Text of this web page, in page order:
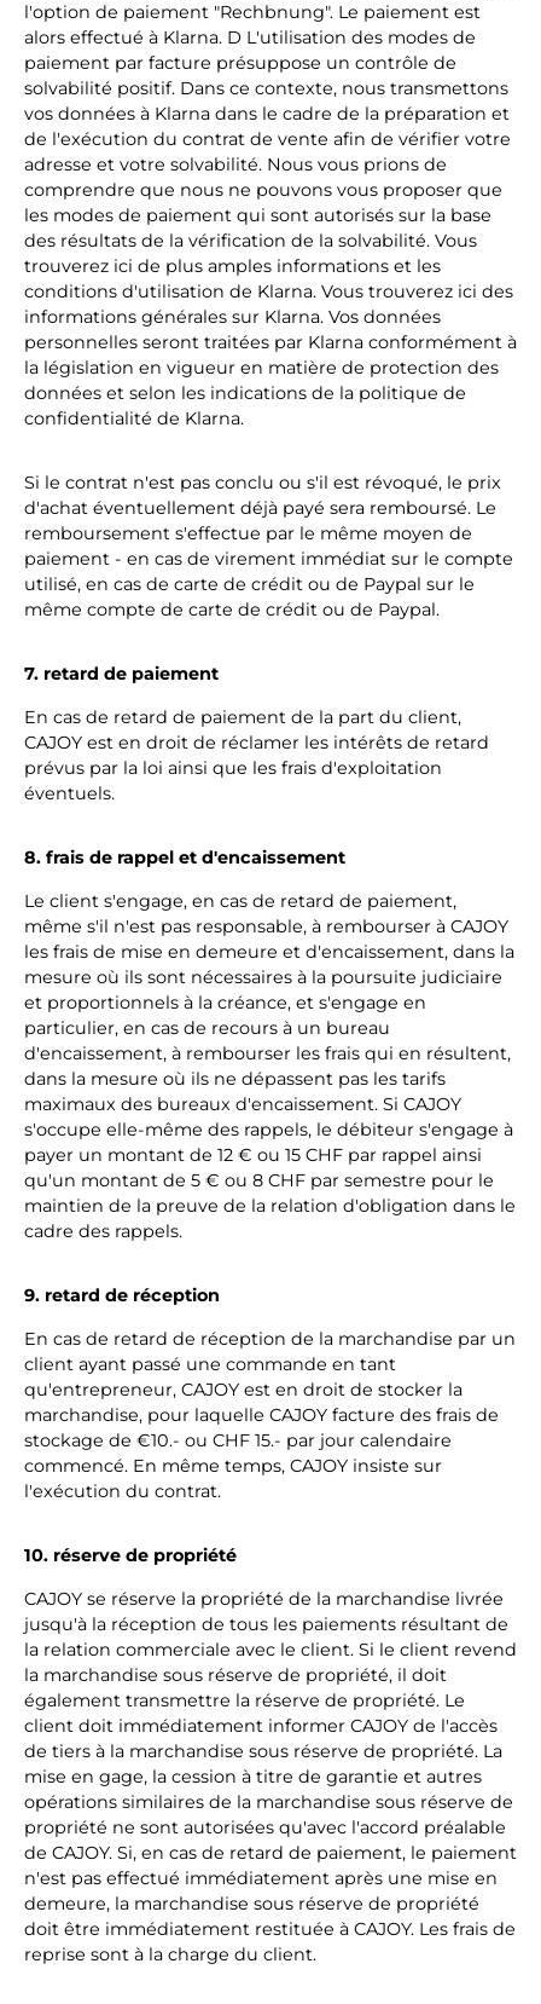
l'option de paiement "Rechbnung". Le paiement est
alors effectué à Klarna. D L'utilisation des modes de
paiement par facture présuppose un contrôle de
solvabilité positif. Dans ce contexte, nous transmettons
vos données à Klarna dans le cadre de la préparation et
de l'exécution du contrat de vente afin de vérifier votre
adresse et votre solvabilité. Nous vous prions de
comprendre que nous ne pouvons vous proposer que
les modes de paiement qui sont autorisés sur la base
des résultats de la vérification de la solvabilité. Vous
trouverez ici de plus amples informations et les
conditions d'utilisation de Klarna. Vous trouverez ici des
informations générales sur Klarna. Vos données
personnelles seront traitées par Klarna conformément à
la législation en vigueur en matière de protection des
données et selon les indications de la politique de
confidentialité de Klarna.
Si le contrat n'est pas conclu ou s'il est révoqué, le prix
d'achat éventuellement déjà payé sera remboursé. Le
remboursement s'effectue par le même moyen de
paiement - en cas de virement immédiat sur le compte
utilisé, en cas de carte de crédit ou de Paypal sur le
même compte de carte de crédit ou de Paypal.
7. retard de paiement
En cas de retard de paiement de la part du client,
CAJOY est en droit de réclamer les intérêts de retard
prévus par la loi ainsi que les frais d'exploitation
éventuels.
8. frais de rappel et d'encaissement
Le client s'engage, en cas de retard de paiement,
même s'il n'est pas responsable, à rembourser à CAJOY
les frais de mise en demeure et d'encaissement, dans la
mesure où ils sont nécessaires à la poursuite judiciaire
et proportionnels à la créance, et s'engage en
particulier, en cas de recours à un bureau
d'encaissement, à rembourser les frais qui en résultent,
dans la mesure où ils ne dépassent pas les tarifs
maximaux des bureaux d'encaissement. Si CAJOY
s'occupe elle-même des rappels, le débiteur s'engage à
payer un montant de 12 € ou 15 CHF par rappel ainsi
qu'un montant de 5 € ou 8 CHF par semestre pour le
maintien de la preuve de la relation d'obligation dans le
cadre des rappels.
9. retard de réception
En cas de retard de réception de la marchandise par un
client ayant passé une commande en tant
qu'entrepreneur, CAJOY est en droit de stocker la
marchandise, pour laquelle CAJOY facture des frais de
stockage de €10.- ou CHF 15.- par jour calendaire
commencé. En même temps, CAJOY insiste sur
l'exécution du contrat.
10. réserve de propriété
CAJOY se réserve la propriété de la marchandise livrée
jusqu'à la réception de tous les paiements résultant de
la relation commerciale avec le client. Si le client revend
la marchandise sous réserve de propriété, il doit
également transmettre la réserve de propriété. Le
client doit immédiatement informer CAJOY de l'accès
de tiers à la marchandise sous réserve de propriété. La
mise en gage, la cession à titre de garantie et autres
opérations similaires de la marchandise sous réserve de
propriété ne sont autorisées qu'avec l'accord préalable
de CAJOY. Si, en cas de retard de paiement, le paiement
n'est pas effectué immédiatement après une mise en
demeure, la marchandise sous réserve de propriété
doit être immédiatement restituée à CAJOY. Les frais de
reprise sont à la charge du client.